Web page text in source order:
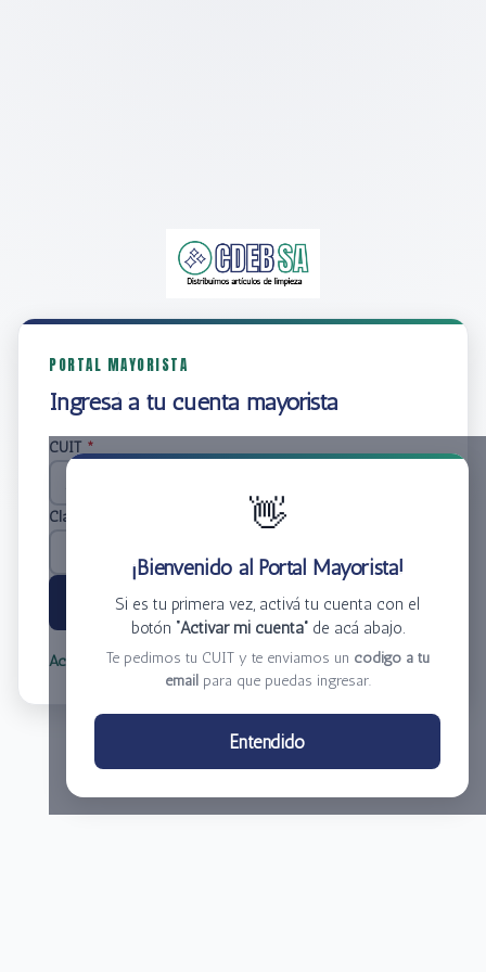
PORTAL MAYORISTA
Ingresá a tu cuenta mayorista
👋
¡Bienvenido al Portal Mayorista!
Si es tu primera vez, activá tu cuenta con el
botón “Activar mi cuenta”de acá abajo.
Te pedimos tu CUIT y te enviamos un código a tu
email para que puedas ingresar.
Entendido
CUIT *
Clave
Ingresar
Activar mi cuenta Olvidé mi clave
Centro de Distribución El Bacha S.A.